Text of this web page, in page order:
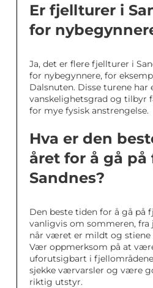
Er fjellturer i
for
Ja, det er flere fjellturer i
for nybegynnere, for
Dalsnuten. Disse turene har
vanskelighetsgrad og tilbyr
for mye fysisk anstrengelse.
Hva er den
året for å gå
Sandnes?
Den beste tiden for å gå på
vanligvis om sommeren,
når været er mildt og
Vær oppmerksom på at
uforutsigbart i
sjekke værvarsler og være
riktig utstyr.